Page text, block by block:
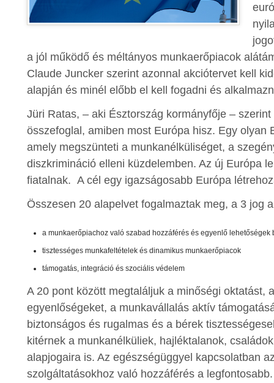
a jól működő és méltányos munkaerőpiacok
Claude Juncker szerint azonnal akciótervet kell
alapján és minél előbb el kell fogadni és
Jüri Ratas, – aki Észtország kormányfője –
összefoglal, amiben most Európa hisz. Egy olyan
amely megszünteti a munkanélküliséget, a
diszkrimináció elleni küzdelemben. Az új Európa
fiatalnak. A cél egy igazságosabb Európa
Összesen 20 alapelvet fogalmaztak meg, a 3 jog
a munkaerőpiachoz való szabad hozzáférés és egyenlő lehetőségek
tisztességes munkafeltételek és dinamikus munkaerőpiacok
támogatás, integráció és szociális védelem
A 20 pont között megtaláljuk a minőségi oktatást,
egyenlőségeket, a munkavállalás aktív
biztonságos és rugalmas és a bérek
kitérnek a munkanélküliek, hajléktalanok,
alapjogaira is. Az egészségüggyel kapcsolatban
szolgáltatásokhoz való hozzáférés a